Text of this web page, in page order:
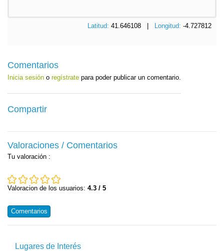
Latitud: 41.646108 | Longitud: -4.727812
Comentarios
Inicia sesión o regístrate para poder publicar un comentario.
Compartir
Valoraciones / Comentarios
Tu valoración :
Valoracion de los usuarios: 4.3 / 5
Comentarios
Lugares de Interés